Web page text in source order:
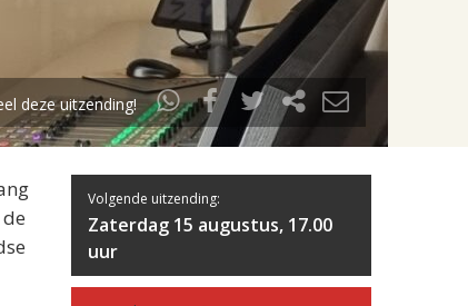
deze uitzending!
Volgende uitzending:
Zaterdag 15 augustus, 17.00
uur